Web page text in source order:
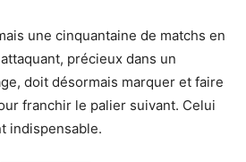
une cinquantaine de matchs en
précieux dans un
doit désormais marquer et faire
franchir le palier suivant. Celui
indispensable.